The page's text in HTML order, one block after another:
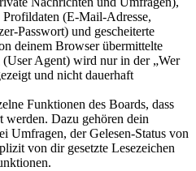
(E-Mail-Adresse,
Passwort) und gescheiterte
deinem Browser übermittelte
Agent) wird nur in der „Wer
und nicht dauerhaft
Funktionen des Boards, dass
werden. Dazu gehören dein
Umfragen, der Gelesen-Status von
von dir gesetzte Lesezeichen